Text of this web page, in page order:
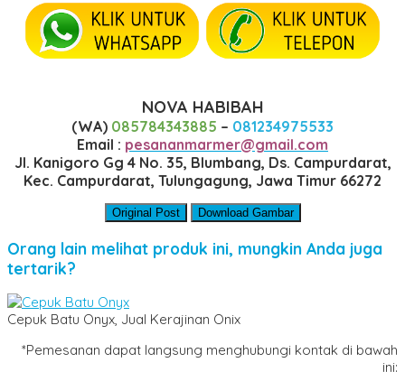
NOVA HABIBAH
(WA) 085784343885 – 081234975533
Email : pesananmarmer@gmail.com
Jl. Kanigoro Gg 4 No. 35, Blumbang, Ds. Campurdarat,
Kec. Campurdarat, Tulungagung, Jawa Timur 66272
Original Post Download Gambar
Orang lain melihat produk ini, mungkin Anda juga
tertarik?
Cepuk Batu Onyx, Jual Kerajinan Onix
*Pemesanan dapat langsung menghubungi kontak di bawah
ini: